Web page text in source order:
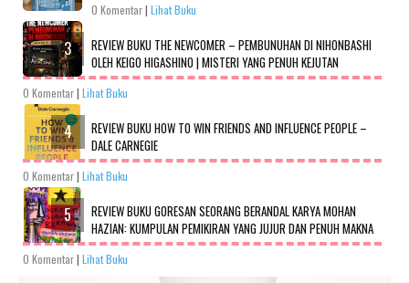
0 Komentar| Lihat Buku
REVIEW BUKU THE NEWCOMER – PEMBUNUHAN DI NIHONBASHI
OLEH KEIGO HIGASHINO | MISTERI YANG PENUH KEJUTAN
0 Komentar| Lihat Buku
REVIEW BUKU HOW TO WIN FRIENDS AND INFLUENCE PEOPLE –
DALE CARNEGIE
0 Komentar| Lihat Buku
REVIEW BUKU GORESAN SEORANG BERANDAL KARYA MOHAN
HAZIAN: KUMPULAN PEMIKIRAN YANG JUJUR DAN PENUH MAKNA
0 Komentar| Lihat Buku